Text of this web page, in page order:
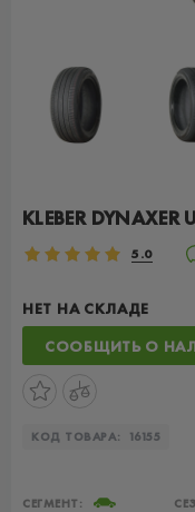
KLEBER
5.0
НЕТ НА СКЛАДЕ
СООБЩИТЬ О
КОД ТОВАРА: 16155
СЕГМЕНТ: